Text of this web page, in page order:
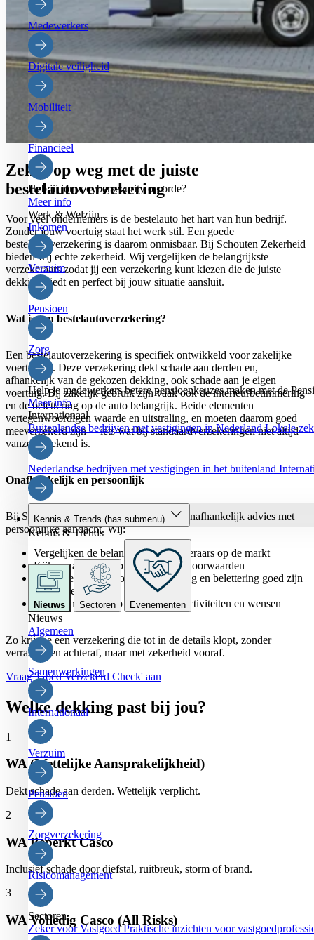
Medewerkers
Digitale veiligheid
Mobiliteit
Financieel
Heb jij jouw cybersecurity op orde?
Meer info
Werk & Welzijn
Inkomen
Verzuim
Pensioen
Zorg
Help je medewerkers betere pensioenkeuzes maken met de
Meer info
Internationaal
Buitenlandse bedrijven met vestigingen in NederlandLokale
Nederlandse bedrijven met vestigingen in het buitenland
Kennis & Trends (has submenu)
Kennis & Trends
Nieuws Sectoren Evenementen
Nieuws
Algemeen
Samenwerkingen
Internationaal
Verzuim
Pensioen
Zorgverzekering
Risicomanagement
Sectoren
Zeker voor VastgoedPraktische inzichten voor
Zeker op weg met de juiste
bestelautoverzekering
Voor veel ondernemers is de bestelauto het hart van hun bedrijf.
Zonder jouw voertuig staat het werk stil. Een goede
bestelautoverzekering is daarom onmisbaar. Bij Schouten Zekerheid
bieden wij echte zekerheid. Wij vergelijken de belangrijkste
verzekeraars zodat jij een verzekering kunt kiezen die de juiste
dekking biedt en perfect bij jouw situatie aansluit.
Wat is een bestelautoverzekering?
Een bestelautoverzekering is specifiek ontwikkeld voor zakelijke
voertuigen. Deze verzekering dekt schade aan derden en,
afhankelijk van de gekozen dekking, ook schade aan je eigen
voertuig. Bij zakelijk gebruik zijn vaak ook de interieurbetimmering
en de belettering op de auto belangrijk. Beide elementen
vertegenwoordigen waarde en uitstraling, en moeten daarom goed
meeverzekerd zijn— iets wat bij standaardverzekeringen niet altijd
vanzelfsprekend is.
Onafhankelijk en persoonlijk
Bij Schouten Zekerheid combineren we onafhankelijk advies met
persoonlijke aandacht. Wij:
Vergelijken de belangrijkste verzekeraars op de markt
Kijken naar zowel premie als polisvoorwaarden
Zorgen ervoor dat jouw betimmering en belettering goed zijn
meeverzekerd
Stemmen alles af op jouw bedrijfsactiviteiten en wensen
Zo krijg je een verzekering die tot in de details klopt, zonder
verrassingen achteraf, maar met zekerheid vooraf.
Vraag 'Goed Verzekerd Check' aan
Welke dekking past bij jou?
1
WA (Wettelijke Aansprakelijkheid)
Dekt schade aan derden. Wettelijk verplicht.
2
WA Beperkt Casco
Inclusief schade door diefstal, ruitbreuk, storm of brand.
3
WA Volledig Casco (All Risks)